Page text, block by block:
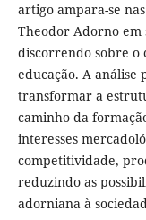
artigo ampara-se
Theodor Adorno em
discorrendo sobre o
educação. A análise
transformar a
caminho da
interesses
competitividade,
reduzindo as
adorniana à